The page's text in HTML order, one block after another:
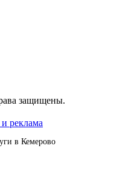
защищены.
реклама
в Кемерово